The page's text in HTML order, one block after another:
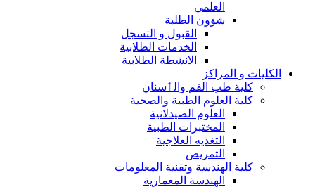
العلمي
شؤون الطلبة
القبول و التسجل
الخدمات الطلابية
الانشطة الطلابية
الكليات و المراكز
كلية طب الفم والٲسنان
كلية العلوم الطبية والصحية
العلوم الصيدلانية
المختبرات الطبية
التغذيه العلاجية
التمريض
كلية الهندسة وتقنية المعلومات
الهندسة المعمارية